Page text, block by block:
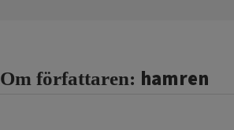
Om författaren: hamren